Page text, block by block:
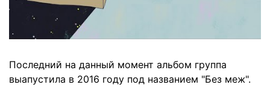
Последний на данный момент альбом группа
выапустила в 2016 году под названием "Без меж".